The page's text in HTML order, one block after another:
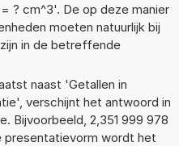
? cm^3'. De op deze manier
moeten natuurlijk bij
in de betreffende
naast 'Getallen in
verschijnt het antwoord in
Bijvoorbeeld, 2,351 999 978
presentatievorm wordt het